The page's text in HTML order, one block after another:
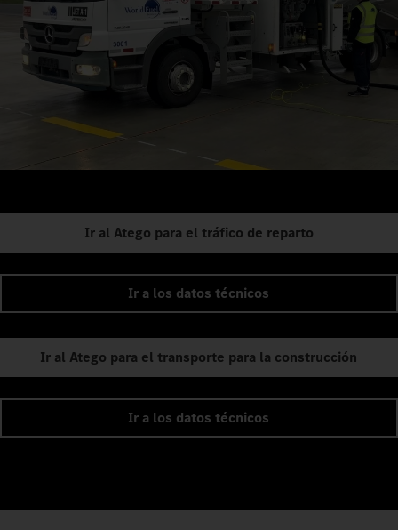
Ir al Atego para el tráfico de reparto
Ir a los datos técnicos
Ir al Atego para el transporte para la construcción
Ir a los datos técnicos